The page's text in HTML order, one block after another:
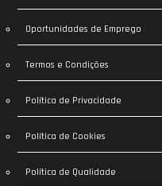
Oportunidades de Emprego
Termos e Condições
Política de Privacidade
Política de Cookies
Política de Qualidade